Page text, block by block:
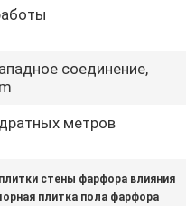
соединение,
метров
стены фарфора влияния
плитка пола фарфора